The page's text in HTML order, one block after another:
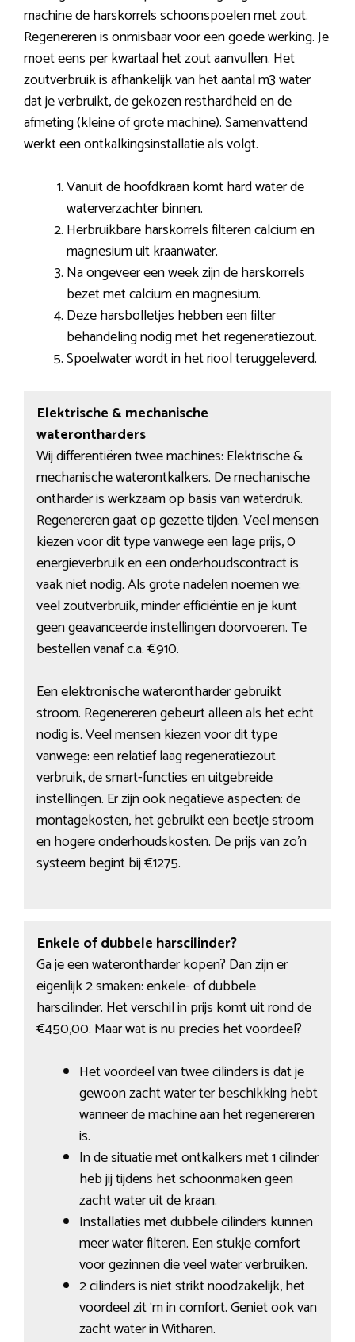
machine de harskorrels schoonspoelen met zout.
Regenereren is onmisbaar voor een goede werking. Je
moet eens per kwartaal het zout aanvullen. Het
zoutverbruik is afhankelijk van het aantal m3 water
dat je verbruikt, de gekozen resthardheid en de
afmeting (kleine of grote machine). Samenvattend
werkt een ontkalkingsinstallatie als volgt.
Vanuit de hoofdkraan komt hard water de
waterverzachter binnen.
Herbruikbare harskorrels filteren calcium en
magnesium uit kraanwater.
Na ongeveer een week zijn de harskorrels
bezet met calcium en magnesium.
Deze harsbolletjes hebben een filter
behandeling nodig met het regeneratiezout.
Spoelwater wordt in het riool teruggeleverd.
Elektrische & mechanische
waterontharders
Wij differentiëren twee machines: Elektrische &
mechanische waterontkalkers. De mechanische
ontharder is werkzaam op basis van waterdruk.
Regenereren gaat op gezette tijden. Veel mensen
kiezen voor dit type vanwege een lage prijs, 0
energieverbruik en een onderhoudscontract is
vaak niet nodig. Als grote nadelen noemen we:
veel zoutverbruik, minder efficiëntie en je kunt
geen geavanceerde instellingen doorvoeren. Te
bestellen vanaf c.a. €910.
Een elektronische waterontharder gebruikt
stroom. Regenereren gebeurt alleen als het echt
nodig is. Veel mensen kiezen voor dit type
vanwege: een relatief laag regeneratiezout
verbruik, de smart-functies en uitgebreide
instellingen. Er zijn ook negatieve aspecten: de
montagekosten, het gebruikt een beetje stroom
en hogere onderhoudskosten. De prijs van zo’n
systeem begint bij €1275.
Enkele of dubbele harscilinder?
Ga je een waterontharder kopen? Dan zijn er
eigenlijk 2 smaken: enkele- of dubbele
harscilinder. Het verschil in prijs komt uit rond de
€450,00. Maar wat is nu precies het voordeel?
Het voordeel van twee cilinders is dat je
gewoon zacht water ter beschikking hebt
wanneer de machine aan het regenereren
is.
In de situatie met ontkalkers met 1 cilinder
heb jij tijdens het schoonmaken geen
zacht water uit de kraan.
Installaties met dubbele cilinders kunnen
meer water filteren. Een stukje comfort
voor gezinnen die veel water verbruiken.
2 cilinders is niet strikt noodzakelijk, het
voordeel zit ‘m in comfort. Geniet ook van
zacht water in Witharen.